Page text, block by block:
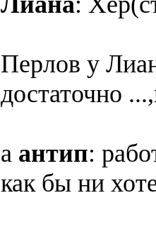
Перлов у
достаточно
а антип:
как бы ни